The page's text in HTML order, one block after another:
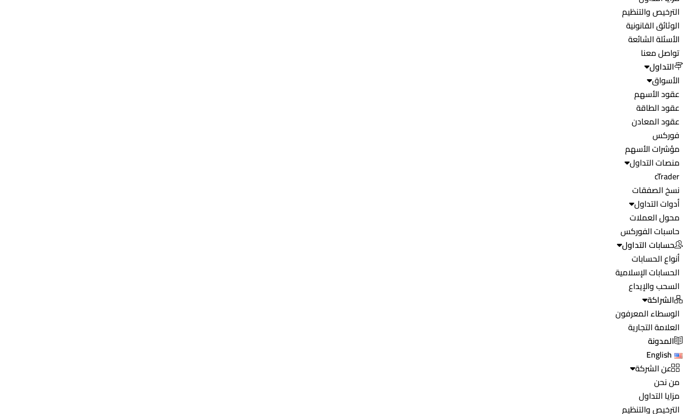
الترخيص والتنظيم
الوثائق القانونية
الأسئلة الشائعة
تواصل معنا
التداول
الأسواق
عقود الأسهم
عقود الطاقة
عقود المعادن
فوركس
مؤشرات الأسهم
منصات التداول
cTrader
نسخ الصفقات
أدوات التداول
محول العملات
حاسبات الفوركس
حسابات التداول
أنواع الحسابات
الحسابات الإسلامية
السحب والإيداع
الشراكة
الوسطاء المعرفون
العلامة التجارية
المدونة
English
عن الشركة
من نحن
مزايا التداول
الترخيص والتنظيم